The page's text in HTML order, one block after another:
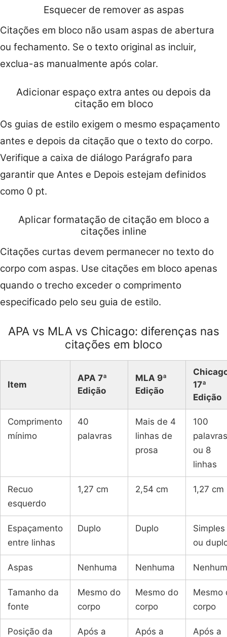
Esquecer de remover as aspas
Citações em bloco não usam aspas de abertura
ou fechamento. Se o texto original as incluir,
exclua-as manualmente após colar.
Adicionar espaço extra antes ou depois da
citação em bloco
Os guias de estilo exigem o mesmo espaçamento
antes e depois da citação que o texto do corpo.
Verifique a caixa de diálogo Parágrafo para
garantir que Antes e Depois estejam definidos
como 0 pt.
Aplicar formatação de citação em bloco a
citações inline
Citações curtas devem permanecer no texto do
corpo com aspas. Use citações em bloco apenas
quando o trecho exceder o comprimento
especificado pelo seu guia de estilo.
APA vs MLA vs Chicago: diferenças nas
citações em bloco
Item
APA 7ª
Edição
MLA 9ª
Edição
17ª
Edição
Comprimento
mínimo
40
palavras
Mais de 4
linhas de
prosa
100
palavras
ou 8
linhas
Recuo
esquerdo
1,27 cm 2,54 cm 1,27 cm
Espaçamento
entre linhas
Duplo Duplo
Simples
ou
Aspas Nenhuma Nenhuma
Tamanho da
fonte
Mesmo do
corpo
Mesmo do
corpo
Mesmo
corpo
Posição da
Após a
Após a
Após a